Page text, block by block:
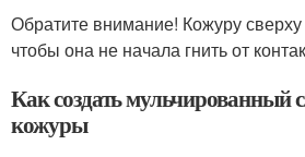
Обратите внимание! Кожуру
чтобы она не начала гнить от
Как создать мульчированный
кожуры